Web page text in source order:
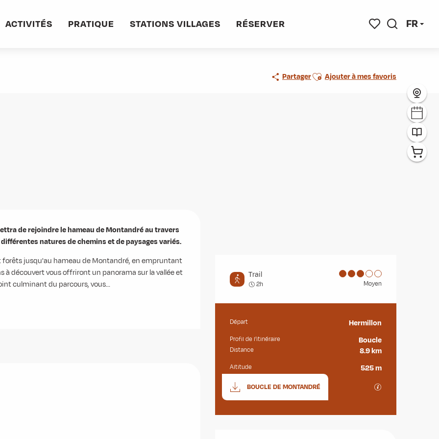
FR
ACTIVITÉS PRATIQUE STATIONS VILLAGES RÉSERVER
PartagerAjouter aux favoris
Ajouter à mes favoris
Trail
2h Moyen
Informations pratiques
Départ Hermillon
Profil de l’itinéraire Boucle
Distance 8.9 km
Altitude 525 m
Documentation
BOUCLE DE MONTANDRÉ
de rejoindre le hameau de Montandré au travers
natures de chemins et de paysages variés.
forêts jusqu'au hameau de Montandré, en empruntant
à découvert vous offriront un panorama sur la vallée et
culminant du parcours, vous...